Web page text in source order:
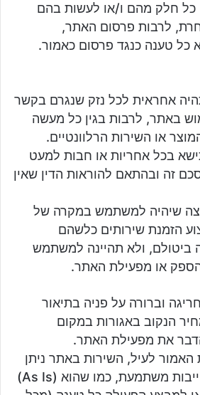
כל חלק מהם ו/או לעשות בהם
לרבות פרסום האתר,
טענה כנגד פרסום כאמור.
אחראית לכל נזק שנגרם בקשר
באתר, לרבות בגין כל מעשה
או השירות הרלוונטיים.
בכל אחריות או חבות למעט
זה ובהתאם להוראות הדין שאין
שיהיה למשתמש במקרה של
הזמנת שירותים כלשהם
ביטולם, ולא תהיינה למשתמש
הספק או מפעילת האתר.
וברורה על פניה בתיאור
הנקוב באגורות במקום
את מפעילת האתר.
האמור לעיל, השירות באתר ניתן
ללא כל מצג או התחייבות משתמעת, כמו שהוא (As Is)